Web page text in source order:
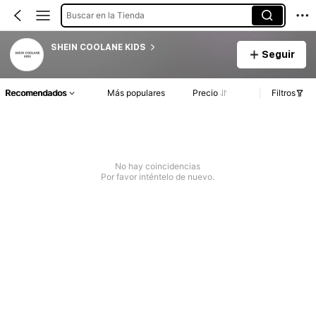
Buscar en la Tienda
SHEIN COOLANE KIDS
Seguir
Recomendados Más populares Precio Filtros
No hay coincidencias
Por favor inténtelo de nuevo.